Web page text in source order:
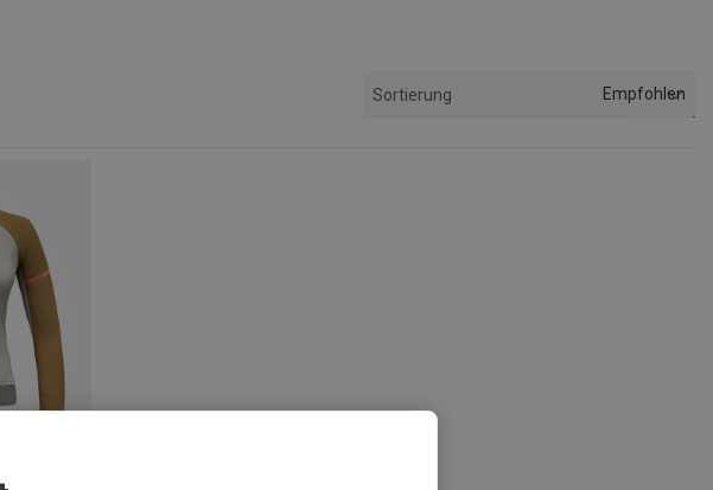
Sortierung Empfohlen